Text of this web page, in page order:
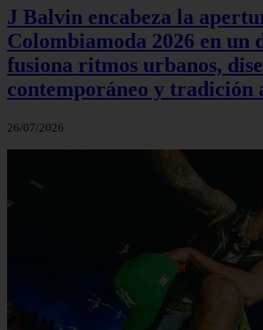
J Balvin encabeza la
Colombiamoda 2026 en un
fusiona ritmos urbanos,
contemporáneo y tradición
26/07/2026